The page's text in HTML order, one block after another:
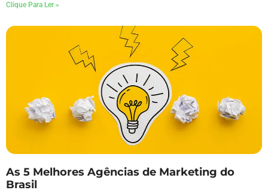
Clique Para Ler »
As 5 Melhores Agências de Marketing do
Brasil